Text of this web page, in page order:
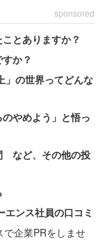
っかり土日は休
良好な環境で働
sponsored
とありますか？
か？
」の世界ってどんな
やめよう」と悟っ
など、その他の投
ンス社員の口コミ
で企業PRをしませ